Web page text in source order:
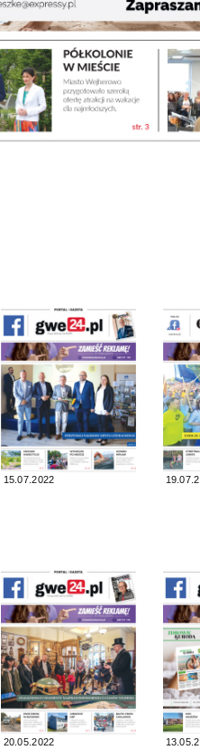
15.07.2022
20.05.2022